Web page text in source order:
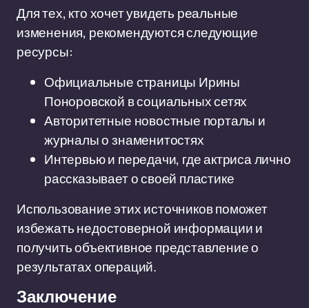
Для тех, кто хочет увидеть реальные
изменения, рекомендуются следующие
ресурсы:
Официальные страницы Ирины
Поноровской в социальных сетях
Авторитетные новостные порталы и
журналы о знаменитостях
Интервью и передачи, где актриса лично
рассказывает о своей пластике
Использование этих источников поможет
избежать недостоверной информации и
получить объективное представление о
результатах операций.
Заключение